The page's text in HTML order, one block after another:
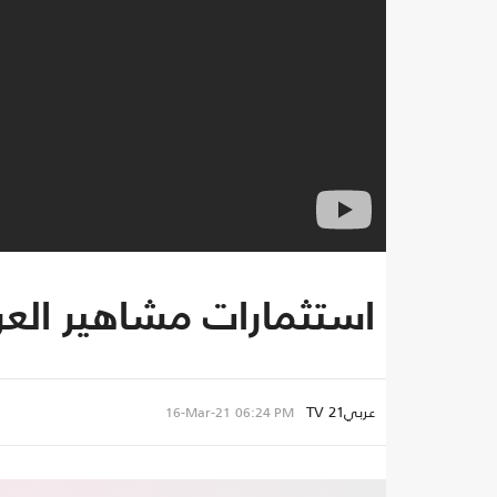
استثمارات مشاهير
عربي21 TV 16-Mar-21 06:24 PM